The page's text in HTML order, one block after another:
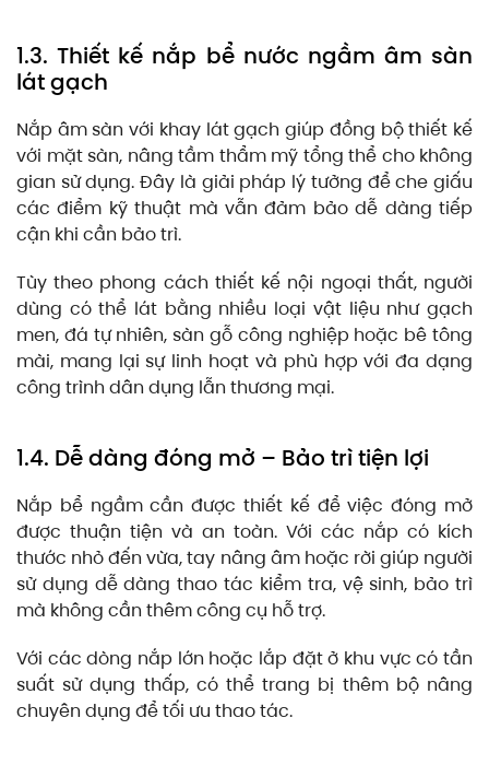
1.3. Thiết kế nắp bể nước ngầm âm sàn
lát gạch
Nắp âm sàn với khay lát gạch giúp đồng bộ thiết kế
với mặt sàn, nâng tầm thẩm mỹ tổng thể cho không
gian sử dụng. Đây là giải pháp lý tưởng để che giấu
các điểm kỹ thuật mà vẫn đảm bảo dễ dàng tiếp
cận khi cần bảo trì.
Tùy theo phong cách thiết kế nội ngoại thất, người
dùng có thể lát bằng nhiều loại vật liệu như gạch
men, đá tự nhiên, sàn gỗ công nghiệp hoặc bê tông
mài, mang lại sự linh hoạt và phù hợp với đa dạng
công trình dân dụng lẫn thương mại.
1.4. Dễ dàng đóng mở – Bảo trì tiện lợi
Nắp bể ngầm cần được thiết kế để việc đóng mở
được thuận tiện và an toàn. Với các nắp có kích
thước nhỏ đến vừa, tay nâng âm hoặc rời giúp người
sử dụng dễ dàng thao tác kiểm tra, vệ sinh, bảo trì
mà không cần thêm công cụ hỗ trợ.
Với các dòng nắp lớn hoặc lắp đặt ở khu vực có tần
suất sử dụng thấp, có thể trang bị thêm bộ nâng
chuyên dụng để tối ưu thao tác.